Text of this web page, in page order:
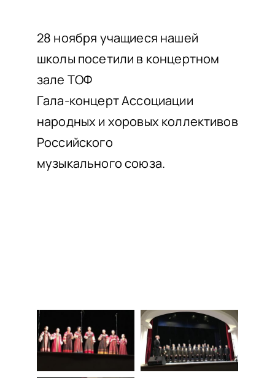
О ПРИЕМЕ
ОБУЧАЮЩИМСЯ
СВЕДЕНИЯ ОБ ОО
КОНТАКТЫ
28 ноября учащиеся нашей
школы посетили в концертном
зале ТОФ
Гала-концерт Ассоциации
народных и хоровых коллективов
Российского
музыкального союза.